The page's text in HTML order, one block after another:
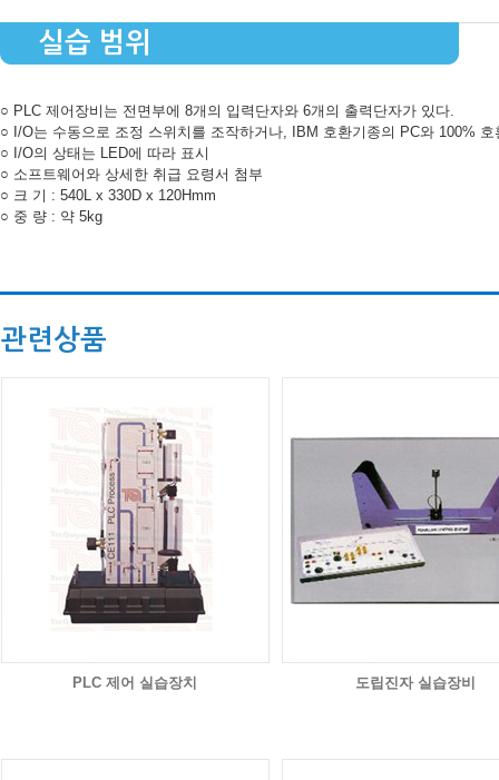
실습 범위
○ PLC 제어장비는 전면부에 8개의 입력단자와 6개의 출력단자가 있다.
○ I/O는 수동으로 조정 스위치를 조작하거나, IBM 호환기종의 PC와 100%
○ I/O의 상태는 LED에 따라 표시
○ 소프트웨어와 상세한 취급 요령서 첨부
○ 크 기 : 540L x 330D x 120Hmm
○ 중 량 : 약 5kg
관련상품
PLC 제어 실습장치 도립진자 실습장비